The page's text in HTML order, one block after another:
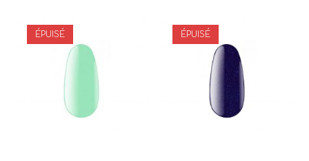
ÉPUISÉ ÉPUISÉ